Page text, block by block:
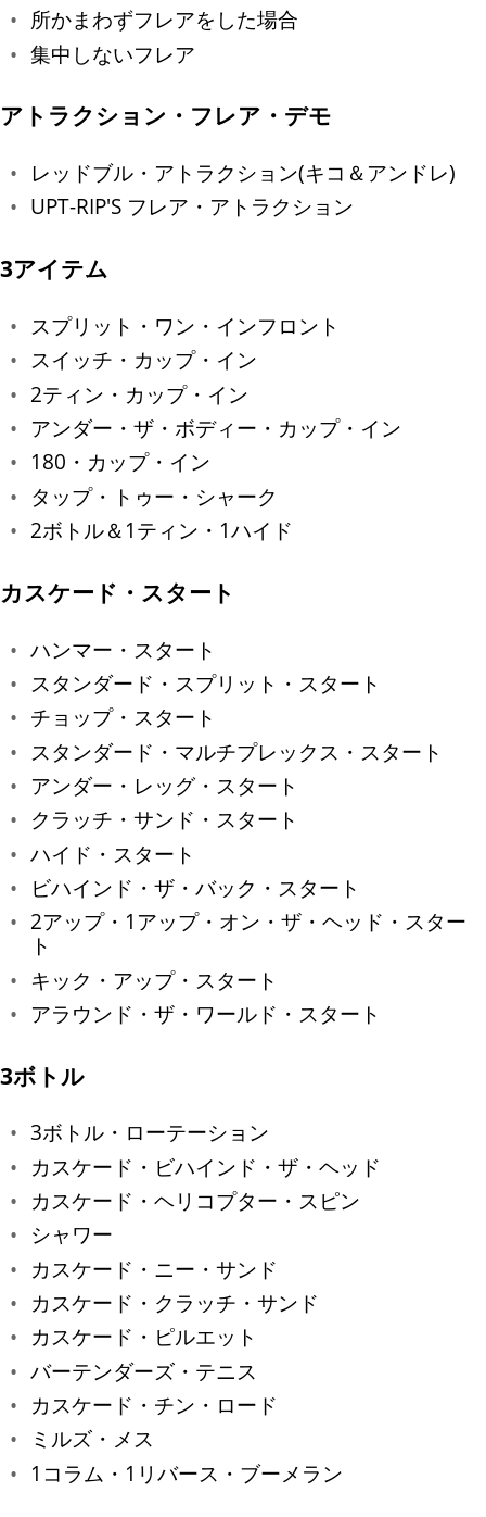
所かまわずフレアをした場合
集中しないフレア
アトラクション・フレア・デモ
レッドブル・アトラクション(キコ＆アンドレ)
UPT-RIP'S フレア・アトラクション
3アイテム
スプリット・ワン・インフロント
スイッチ・カップ・イン
2ティン・カップ・イン
アンダー・ザ・ボディー・カップ・イン
180・カップ・イン
タップ・トゥー・シャーク
2ボトル＆1ティン・1ハイド
カスケード・スタート
ハンマー・スタート
スタンダード・スプリット・スタート
チョップ・スタート
スタンダード・マルチプレックス・スタート
アンダー・レッグ・スタート
クラッチ・サンド・スタート
ハイド・スタート
ビハインド・ザ・バック・スタート
2アップ・1アップ・オン・ザ・ヘッド・スター
ト
キック・アップ・スタート
アラウンド・ザ・ワールド・スタート
3ボトル
3ボトル・ローテーション
カスケード・ビハインド・ザ・ヘッド
カスケード・ヘリコプター・スピン
シャワー
カスケード・ニー・サンド
カスケード・クラッチ・サンド
カスケード・ピルエット
バーテンダーズ・テニス
カスケード・チン・ロード
ミルズ・メス
1コラム・1リバース・ブーメラン